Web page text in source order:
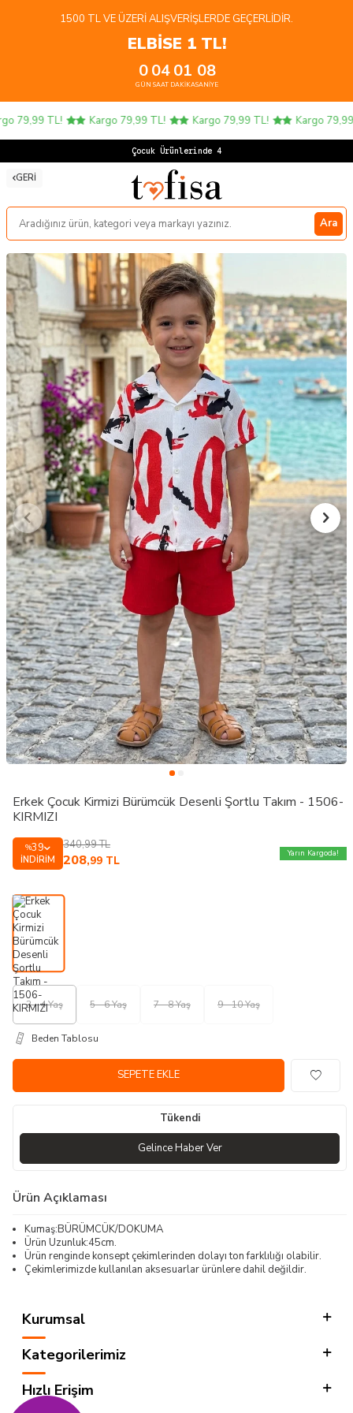
1500 TL VE ÜZERI ALIŞVERIŞLERDE GEÇERLIDIR.
ELBİSE 1 TL!
0
GÜN
04
SAAT
01
DAKIKA
08
SANIYE
79,99 TL! Kargo 79,99 TL! Kargo 79,99 TL! Kargo 79,99
Çocuk Ürünlerinde 4 AL
GERI
Ara
Erkek Çocuk Kirmizi Bürümcük Desenli Şortlu Takım - 1506-
KIRMIZI
%39
İNDIRIM
340,99TL
208,99 TL
Yarın Kargoda!
3 - 4 Yaş 5 - 6 Yaş 7 - 8 Yaş 9 - 10 Yaş
Beden Tablosu
SEPETE EKLE
Tükendi
Gelince Haber Ver
Ürün Açıklaması
Kumaş:BÜRÜMCÜK/DOKUMA
Ürün Uzunluk:45cm.
Ürün renginde konsept çekimlerinden dolayı ton farklılığı olabilir.
Çekimlerimizde kullanılan aksesuarlar ürünlere dahil değildir.
Kurumsal
Kategorilerimiz
Hızlı Erişim